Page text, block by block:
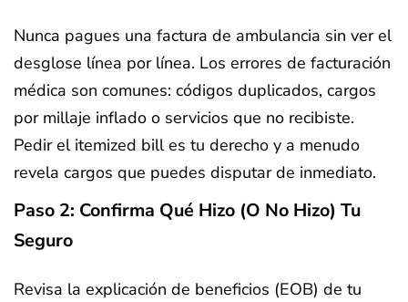
Nunca pagues una factura de ambulancia sin ver el
desglose línea por línea. Los errores de facturación
médica son comunes: códigos duplicados, cargos
por millaje inflado o servicios que no recibiste.
Pedir el itemized bill es tu derecho y a menudo
revela cargos que puedes disputar de inmediato.
Paso 2: Confirma Qué Hizo (o No Hizo) Tu
Seguro
Revisa la explicación de beneficios (EOB) de tu